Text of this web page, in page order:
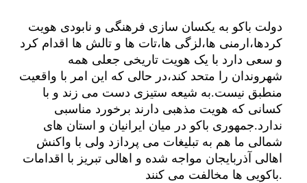
دولت باکو به یکسان سازی فرهنگی و نابودی هویت
کردها،ارمنی ها،لزگی ها،تات ها و تالش ها اقدام کرد
و سعی دارد با یک هویت تاریخی جعلی همه
شهروندان را متحد کند،در حالی که این امر با واقعیت
منطبق نیست.به شیعه ستیزی دست می زند و با
کسانی که هویت مذهبی دارند برخورد مناسبی
ندارد.جمهوری باکو در میان ایرانیان و استان های
شمالی ما هم به تبلیغات می پردازد ولی با واکنش
اهالی آذربایجان مواجه شده و اهالی تبریز با اقدامات
باکویی ها مخالفت می کنند.